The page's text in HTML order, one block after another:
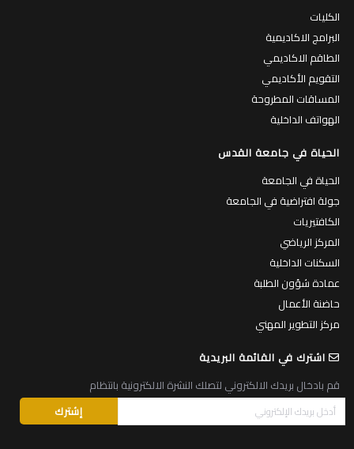
الكليات
البرامج الاكاديمية
الطاقم الاكاديمي
التقويم الأكاديمي
المساقات المطروحة
الهواتف الداخلية
الحياة في جامعة القدس
الحياة في الجامعة
جولة افتراضية في الجامعة
الكافتيريات
المركز الرياضي
السكنات الداخلية
عمادة شؤون الطلبة
حاضنة الأعمال
مركز التطوير المهني
اشترك في القائمة البريدية
قم بادخال بريدك الالكتروني لتصلك النشرة الالكترونية بانتظام